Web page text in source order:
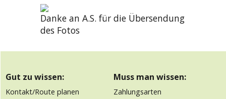
Danke an A.S. für die Übersendung
des Fotos
Gut zu wissen:
Kontakt/Route planen
Muss man wissen:
Zahlungsarten